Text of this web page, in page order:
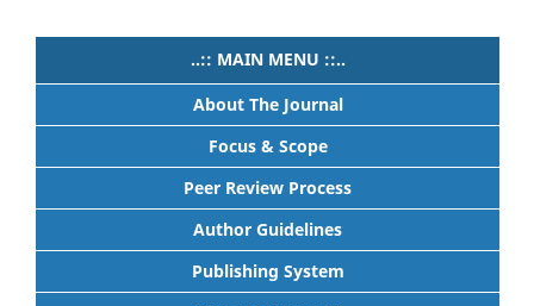
..:: MAIN MENU ::..
About The Journal
Focus & Scope
Peer Review Process
Author Guidelines
Publishing System